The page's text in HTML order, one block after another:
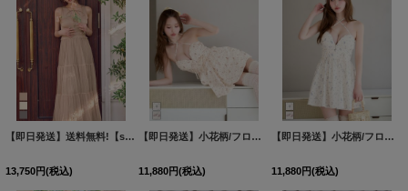
【即日発送】送料無料!【sifeel/シフィール】ノースリーブ/フロントジップ/リボン/シアー/チュール/レイヤード/フレア/ワンピースドレス/キャバドレス【S-Lサイズ/3カラー】[OF03] 【YN】dzyvLD
13,750円(税込)
【即日発送】小花柄/フロントジップ/ホルターネック/リボン/シフォン/ギャザー/フレアー/谷間見せ/ミニドレス/キャバドレス【S-Mサイズ/2カラー】[OF03]【YN】dzmvBF
11,880円(税込)
【即日発送】小花柄/フロントジップ/ホルターネック/リボン/シフォン/ギャザー/フレアー/谷間見せ/ミニドレス/キャバドレス【S-Mサイズ/2カラー】[OF03]【YN】dzmvBF
11,880円(税込)